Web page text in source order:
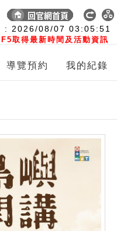
: 2026/08/07 03:05:52
取得最新時間及活動資訊
導覽預約 我的紀錄